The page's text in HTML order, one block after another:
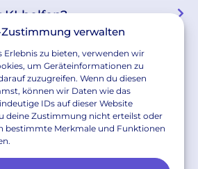
verwalten
Erlebnis zu bieten, verwenden wir
um Geräteinformationen zu
zuzugreifen. Wenn du diesen
können wir Daten wie das
IDs auf dieser Website
deine Zustimmung nicht erteilst oder
bestimmte Merkmale und Funktionen
helfen?
nutzen schon
kann ich einen KI-